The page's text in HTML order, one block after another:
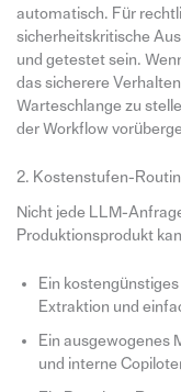
automatisch. Für
sicherheitskritische
und getestet sein.
das sicherere
Warteschlange zu
der Workflow
2. Kostenstufen-
Nicht jede LLM-
Produktionsprodukt
Ein
Extraktion und
Ein ausgewogenes
und interne